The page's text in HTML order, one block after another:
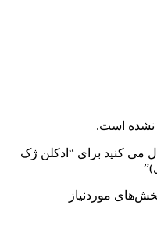
نشده است.
می کنید برای “ادکلن ژک
موردنیاز